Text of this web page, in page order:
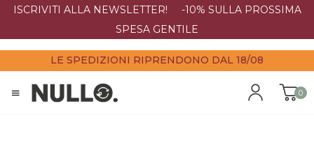
ISCRIVITI ALLA NEWSLETTER! -10% SULLA PROSSIMA
SPESA GENTILE
LE SPEDIZIONI RIPRENDONO DAL 18/08
0